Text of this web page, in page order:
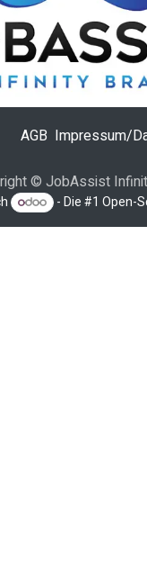
AGB Impressum/
© JobAssist
- Die #1Open-